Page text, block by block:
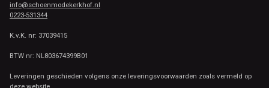
info@schoenmodekerkhof.nl
0223-531344
K.v.K. nr: 37039415
BTW nr: NL803674399B01
Leveringen geschieden volgens onze leveringsvoorwaarden zoals vermeld op